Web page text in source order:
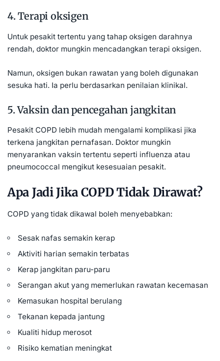
4. Terapi oksigen
Untuk pesakit tertentu yang tahap oksigen darahnya
rendah, doktor mungkin mencadangkan terapi oksigen.
Namun, oksigen bukan rawatan yang boleh digunakan
sesuka hati. Ia perlu berdasarkan penilaian klinikal.
5. Vaksin dan pencegahan jangkitan
Pesakit COPD lebih mudah mengalami komplikasi jika
terkena jangkitan pernafasan. Doktor mungkin
menyarankan vaksin tertentu seperti influenza atau
pneumococcal mengikut kesesuaian pesakit.
Apa Jadi Jika COPD Tidak Dirawat?
COPD yang tidak dikawal boleh menyebabkan:
Sesak nafas semakin kerap
Aktiviti harian semakin terbatas
Kerap jangkitan paru-paru
Serangan akut yang memerlukan rawatan kecemasan
Kemasukan hospital berulang
Tekanan kepada jantung
Kualiti hidup merosot
Risiko kematian meningkat